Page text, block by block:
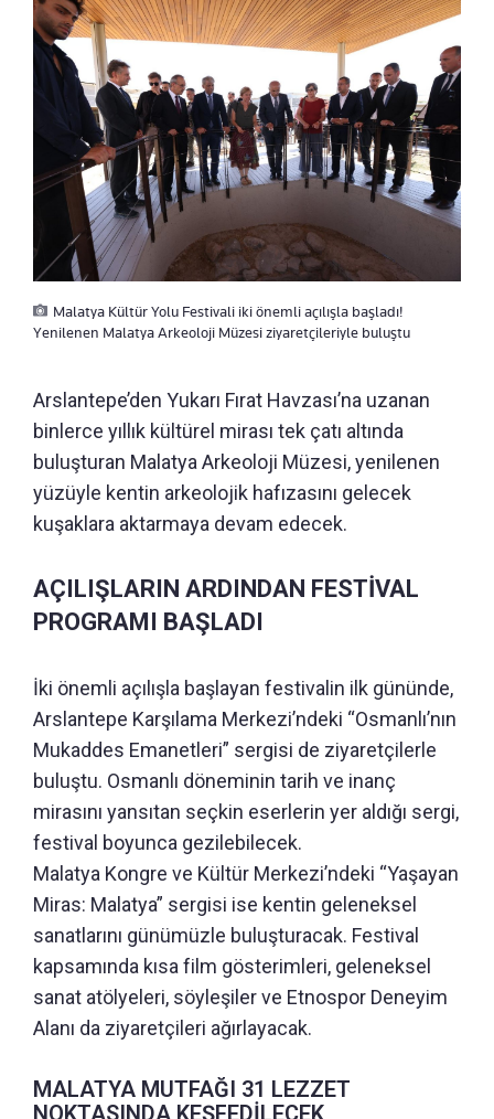
Malatya Kültür Yolu Festivali iki önemli açılışla başladı!
Yenilenen Malatya Arkeoloji Müzesi ziyaretçileriyle buluştu
Arslantepe’den Yukarı Fırat Havzası’na uzanan
binlerce yıllık kültürel mirası tek çatı altında
buluşturan Malatya Arkeoloji Müzesi, yenilenen
yüzüyle kentin arkeolojik hafızasını gelecek
kuşaklara aktarmaya devam edecek.
AÇILIŞLARIN ARDINDAN FESTİVAL
PROGRAMI BAŞLADI
İki önemli açılışla başlayan festivalin ilk gününde,
Arslantepe Karşılama Merkezi’ndeki “Osmanlı’nın
Mukaddes Emanetleri” sergisi de ziyaretçilerle
buluştu. Osmanlı döneminin tarih ve inanç
mirasını yansıtan seçkin eserlerin yer aldığı sergi,
festival boyunca gezilebilecek.
Malatya Kongre ve Kültür Merkezi’ndeki “Yaşayan
Miras: Malatya” sergisi ise kentin geleneksel
sanatlarını günümüzle buluşturacak. Festival
kapsamında kısa film gösterimleri, geleneksel
sanat atölyeleri, söyleşiler ve Etnospor Deneyim
Alanı da ziyaretçileri ağırlayacak.
MALATYA MUTFAĞI 31 LEZZET
NOKTASINDA KEŞFEDİLECEK